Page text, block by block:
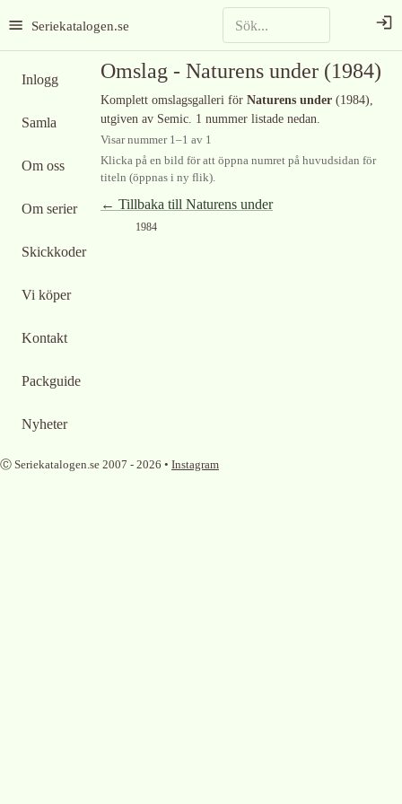
Seriekatalogen.se
Inlogg
Samla
Om oss
Om serier
Skickkoder
Vi köper
Kontakt
Packguide
Nyheter
Omslag - Naturens under (1984)
Komplett omslagsgalleri för Naturens under (1984),
utgiven av Semic. 1 nummer listade nedan.
Visar nummer 1–1 av 1
Klicka på en bild för att öppna numret på huvudsidan för
titeln (öppnas i ny flik).
← Tillbaka till Naturens under
1984
Ⓒ Seriekatalogen.se 2007 - 2026 • Instagram